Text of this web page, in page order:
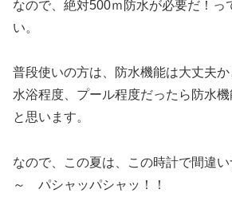
なので、絶対500ｍ防水が必要だ！っ
い。
普段使いの方は、防水機能は大丈夫
水浴程度、プール程度だったら防水
と思います。
なので、この夏は、この時計で間違
～ パシャッパシャッ！！